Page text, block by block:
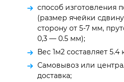
способ изготовления
(размер ячейки
сторону от 5-7 мм,
0,3 — 0.5 мм);
Вес 1м2 составляет 5.4
Самовывоз или
доставка;